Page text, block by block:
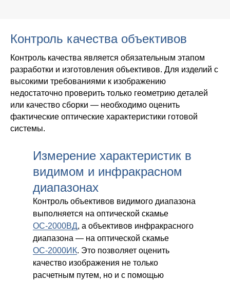
Контроль качества объективов
Контроль качества является обязательным этапом
разработки и изготовления объективов. Для изделий с
высокими требованиями к изображению
недостаточно проверить только геометрию деталей
или качество сборки — необходимо оценить
фактические оптические характеристики готовой
системы.
Измерение характеристик в
видимом и инфракрасном
диапазонах
Контроль объективов видимого диапазона
выполняется на оптической скамье
ОС-2000ВД, а объективов инфракрасного
диапазона — на оптической скамье
ОС-2000ИК. Это позволяет оценить
качество изображения не только
расчетным путем, но и с помощью